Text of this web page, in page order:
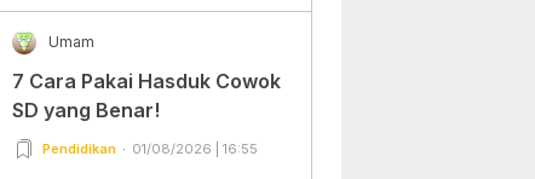
Umam
7 Cara Pakai Hasduk Cowok
SD yang Benar!
Pendidikan 01/08/2026 | 16:55